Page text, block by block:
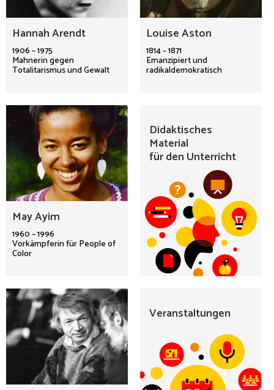
Hannah Arendt
1906 – 1975
Mahnerin gegen
Totalitarismus und Gewalt
Louise Aston
1814 – 1871
Emanzipiert und
radikaldemokratisch
May Ayim
1960 – 1996
Vorkämpferin für People of
Color
Didaktisches
Material
für den Unterricht
Veranstaltungen